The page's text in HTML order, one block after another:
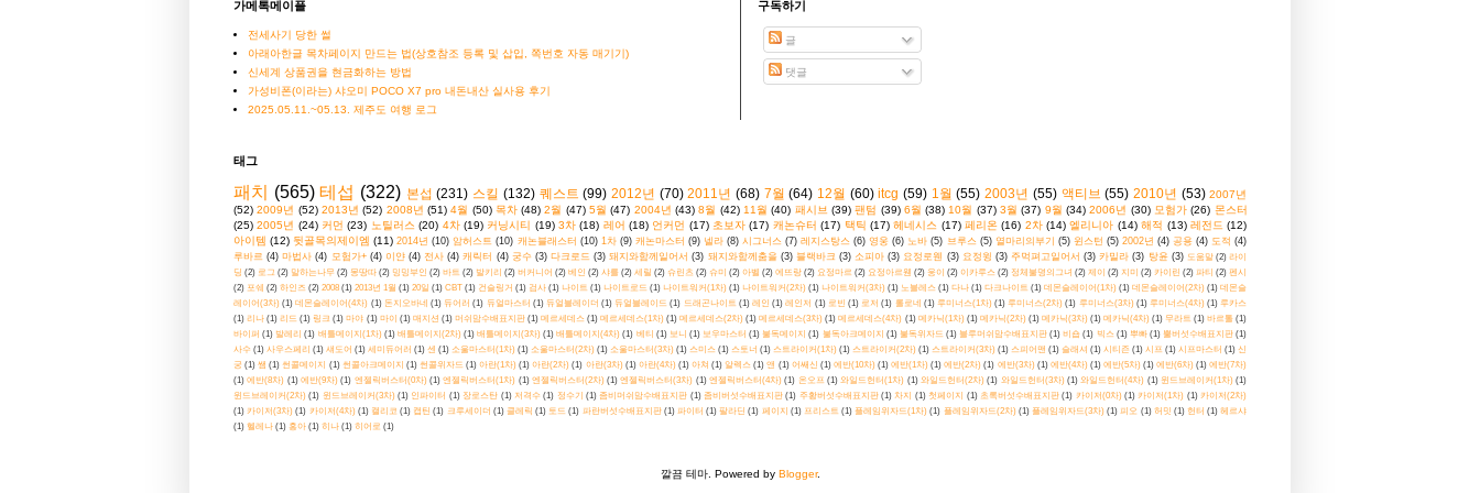
가메톡메이플
전세사기 당한 썰
아래아한글 목차페이지 만드는 법(상호참조 등록 및 삽입, 쪽번호 자동 매기기)
신세계 상품권을 현금화하는 방법
가성비폰(이라는) 샤오미 POCO X7 pro 내돈내산 실사용 후기
2025.05.11.~05.13. 제주도 여행 로그
구독하기
글
댓글
태그
패치 (565) 테섭 (322) 본섭 (231) 스킬 (132) 퀘스트 (99) 2012년 (70) 2011년 (68) 7월 (64) 12월 (60) itcg (59) 1월 (55) 2003년 (55) 액티브 (55) 2010년 (53) 2007년
(52) 2009년 (52) 2013년 (52) 2008년 (51) 4월 (50) 목차 (48) 2월 (47) 5월 (47) 2004년 (43) 8월 (42) 11월 (40) 패시브 (39) 팬텀 (39) 6월 (38) 10월 (37) 3월 (37) 9월 (34) 2006년 (30) 모험가 (26) 몬스터
(25) 2005년 (24) 커먼 (23) 노틸러스 (20) 4차 (19) 커닝시티 (19) 3차 (18) 레어 (18) 언커먼 (17) 초보자 (17) 캐논슈터 (17) 택틱 (17) 헤네시스 (17) 페리온 (16) 2차 (14) 엘리니아 (14) 해적 (13) 레전드 (12)
아이템 (12) 뒷골목의제이엠 (11) 2014년 (10) 암허스트 (10) 캐논블래스터 (10) 1차 (9) 캐논마스터 (9) 넬라 (8) 시그너스 (7) 레지스탕스 (6) 영웅 (6) 노바 (5) 브루스 (5) 열마리의부기 (5) 윈스턴 (5) 2002년 (4) 공용 (4) 도적 (4)
루바르 (4) 마법사 (4) 모험가+ (4) 이얀 (4) 전사 (4) 캐릭터 (4) 궁수 (3) 다크로드 (3) 돼지와함께일어서 (3) 돼지와함께춤을 (3) 블랙바크 (3) 소피아 (3) 요정로웬 (3) 요정윙 (3) 주먹펴고일어서 (3) 카밀라 (3) 탕윤 (3) 도움말 (2) 라이
딩 (2) 로그 (2) 말하는나무 (2) 몽땅따 (2) 밍밍부인 (2) 바트 (2) 발키리 (2) 버커니어 (2) 베인 (2) 샤를 (2) 세릴 (2) 슈린츠 (2) 슈미 (2) 아벨 (2) 에뜨랑 (2) 요정마르 (2) 요정아르웬 (2) 웅이 (2) 이카루스 (2) 정체불명의그녀 (2) 제이 (2) 지미 (2) 카이린 (2) 파티 (2) 펜시
(2) 포쉐 (2) 하인즈 (2) 2008 (1) 2013년 1월 (1) 20일 (1) CBT (1) 건슬링거 (1) 검사 (1) 나이트 (1) 나이트로드 (1) 나이트워커(1차) (1) 나이트워커(2차) (1) 나이트워커(3차) (1) 노블레스 (1) 다나 (1) 다크나이트 (1) 데몬슬레이어(1차) (1) 데몬슬레이어(2차) (1) 데몬슬
레이어(3차) (1) 데몬슬레이어(4차) (1) 돈지오바네 (1) 듀어러 (1) 듀얼마스터 (1) 듀얼블레이더 (1) 듀얼블레이드 (1) 드래곤나이트 (1) 레인 (1) 레인저 (1) 로빈 (1) 로저 (1) 롤로네 (1) 루미너스(1차) (1) 루미너스(2차) (1) 루미너스(3차) (1) 루미너스(4차) (1) 루카스
(1) 리나 (1) 리드 (1) 링크 (1) 마야 (1) 마이 (1) 매지션 (1) 머쉬맘수배표지판 (1) 메르세데스 (1) 메르세데스(1차) (1) 메르세데스(2차) (1) 메르세데스(3차) (1) 메르세데스(4차) (1) 메카닉(1차) (1) 메카닉(2차) (1) 메카닉(3차) (1) 메카닉(4차) (1) 무라트 (1) 바르톨 (1)
바이퍼 (1) 발레리 (1) 배틀메이지(1차) (1) 배틀메이지(2차) (1) 배틀메이지(3차) (1) 배틀메이지(4차) (1) 베티 (1) 보니 (1) 보우마스터 (1) 불독메이지 (1) 불독아크메이지 (1) 불독위자드 (1) 블루머쉬맘수배표지판 (1) 비숍 (1) 빅스 (1) 뿌빠 (1) 뿔버섯수배표지판 (1)
사수 (1) 사우스페리 (1) 섀도어 (1) 세미듀어러 (1) 센 (1) 소울마스터(1차) (1) 소울마스터(2차) (1) 소울마스터(3차) (1) 스미스 (1) 스토너 (1) 스트라이커(1차) (1) 스트라이커(2차) (1) 스트라이커(3차) (1) 스피어맨 (1) 슬래셔 (1) 시티즌 (1) 시프 (1) 시프마스터 (1) 신
궁 (1) 쌤 (1) 썬콜메이지 (1) 썬콜아크메이지 (1) 썬콜위자드 (1) 아란(1차) (1) 아란(2차) (1) 아란(3차) (1) 아란(4차) (1) 아쳐 (1) 알렉스 (1) 앤 (1) 어쌔신 (1) 에반(10차) (1) 에반(1차) (1) 에반(2차) (1) 에반(3차) (1) 에반(4차) (1) 에반(5차) (1) 에반(6차) (1) 에반(7차)
(1) 에반(8차) (1) 에반(9차) (1) 엔젤릭버스터(0차) (1) 엔젤릭버스터(1차) (1) 엔젤릭버스터(2차) (1) 엔젤릭버스터(3차) (1) 엔젤릭버스터(4차) (1) 온오프 (1) 와일드헌터(1차) (1) 와일드헌터(2차) (1) 와일드헌터(3차) (1) 와일드헌터(4차) (1) 윈드브레이커(1차) (1)
윈드브레이커(2차) (1) 윈드브레이커(3차) (1) 인파이터 (1) 장로스탄 (1) 저격수 (1) 정수기 (1) 좀비머쉬맘수배표지판 (1) 좀비버섯수배표지판 (1) 주황버섯수배표지판 (1) 차지 (1) 첫페이지 (1) 초록버섯수배표지판 (1) 카이저(0차) (1) 카이저(1차) (1) 카이저(2차)
(1) 카이저(3차) (1) 카이저(4차) (1) 캘리코 (1) 캡틴 (1) 크루세이더 (1) 클레릭 (1) 토드 (1) 파란버섯수배표지판 (1) 파이터 (1) 팔라딘 (1) 페이지 (1) 프리스트 (1) 플레임위자드(1차) (1) 플레임위자드(2차) (1) 플레임위자드(3차) (1) 피오 (1) 허밋 (1) 헌터 (1) 헤르샤
(1) 헬레나 (1) 홍아 (1) 히나 (1) 히어로 (1)
깔끔 테마. Powered by Blogger.